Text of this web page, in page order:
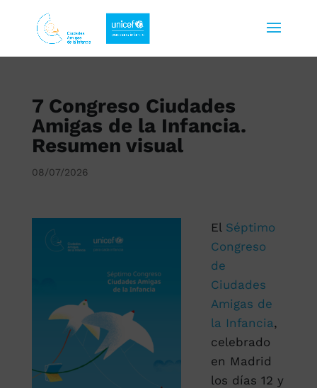
7 Congreso Ciudades
Amigas de la Infancia.
Resumen visual
08/07/2026
El Séptimo
Congreso
de
Ciudades
Amigas de
la Infancia,
celebrado
en Madrid
los días 12 y